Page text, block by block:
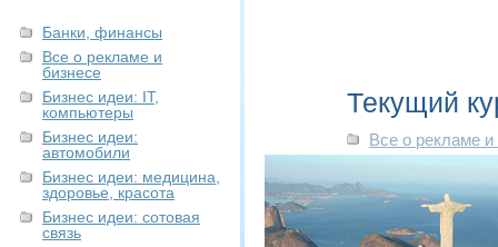
Банки, финансы
Все о рекламе и
бизнесе
Бизнес идеи: IT,
компьютеры
Бизнес идеи:
автомобили
Бизнес идеи: медицина,
здоровье, красота
Бизнес идеи: сотовая
связь
Текущий
Все о рекламе и